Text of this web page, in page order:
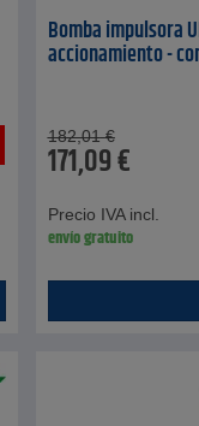
Bomba impulsora
accionamiento -
182,01 €
171,09€
Precio IVA incl.
envío gratuito